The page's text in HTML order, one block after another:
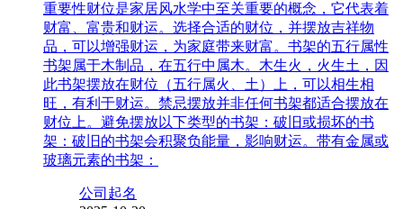
重要性财位是家居风水学中至关重要的概念，它代表着
财富、富贵和财运。选择合适的财位，并摆放吉祥物
品，可以增强财运，为家庭带来财富。书架的五行属性
书架属于木制品，在五行中属木。木生火，火生土，因
此书架摆放在财位（五行属火、土）上，可以相生相
旺，有利于财运。禁忌摆放并非任何书架都适合摆放在
财位上。避免摆放以下类型的书架：破旧或损坏的书
架：破旧的书架会积聚负能量，影响财运。带有金属或
玻璃元素的书架：
公司起名